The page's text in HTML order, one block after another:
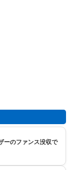
ーのファンス没収で